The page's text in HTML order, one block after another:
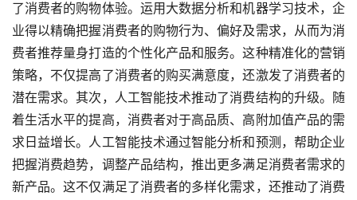
了消费者的购物体验。运用大数据分析和机器学习技术，企
业得以精确把握消费者的购物行为、偏好及需求，从而为消
费者推荐量身打造的个性化产品和服务。这种精准化的营销
策略，不仅提高了消费者的购买满意度，还激发了消费者的
潜在需求。其次，人工智能技术推动了消费结构的升级。随
着生活水平的提高，消费者对于高品质、高附加值产品的需
求日益增长。人工智能技术通过智能分析和预测，帮助企业
把握消费趋势，调整产品结构，推出更多满足消费者需求的
新产品。这不仅满足了消费者的多样化需求，还推动了消费